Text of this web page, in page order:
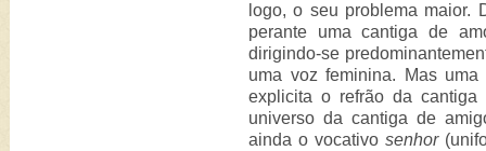
logo, o seu problema maior.
perante uma cantiga de
dirigindo-se
uma voz feminina. Mas
explicita o refrão da cantiga
universo da cantiga de
ainda o vocativo senhor